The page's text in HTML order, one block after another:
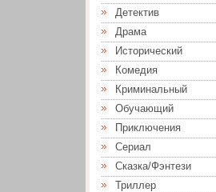
Детектив
Драма
Исторический
Комедия
Криминальный
Обучающий
Приключения
Сериал
Сказка/Фэнтези
Триллер